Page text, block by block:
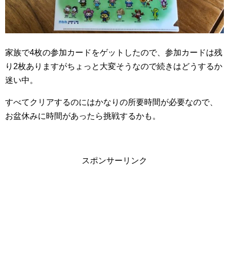
家族で4枚の参加カードをゲットしたので、参加カードは残
り2枚ありますがちょっと大変そうなので続きはどうするか
迷い中。
すべてクリアするのにはかなりの所要時間が必要なので、
お盆休みに時間があったら挑戦するかも。
スポンサーリンク